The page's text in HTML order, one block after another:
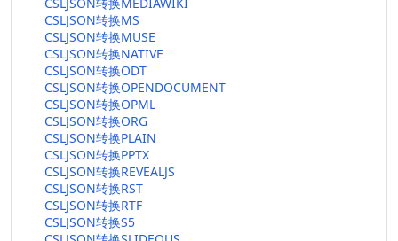
CSLJSON转换MS
CSLJSON转换MUSE
CSLJSON转换NATIVE
CSLJSON转换ODT
CSLJSON转换OPENDOCUMENT
CSLJSON转换OPML
CSLJSON转换ORG
CSLJSON转换PLAIN
CSLJSON转换PPTX
CSLJSON转换REVEALJS
CSLJSON转换RST
CSLJSON转换RTF
CSLJSON转换S5